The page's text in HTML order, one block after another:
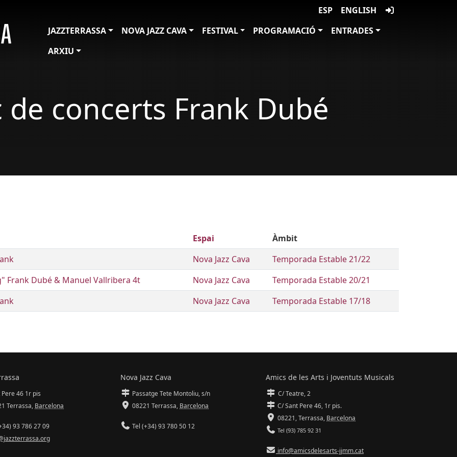
ESP
ENGLISH
JAZZTERRASSA
NOVA JAZZ CAVA FESTIVAL PROGRAMACIÓ
ENTRADES
ARXIU
de concerts Frank Dubé
Espai
Àmbit
Nova Jazz Cava
Temporada Estable 21/22
Frank Dubé & Manuel Vallribera 4t Nova Jazz Cava
Temporada Estable 20/21
Nova Jazz Cava Temporada Estable 17/18
Pere 46 1r pis
Terrassa, Barcelona
93 786 27 09
Nova Jazz Cava
Passatge Tete Montoliu, s/n
08221 Terrassa, Barcelona
Tel (+34) 93 780 50 12
Amics de les Arts i Joventuts Musicals
C/ Teatre, 2
C/ Sant Pere 46, 1r pis.
08221,Terrassa, Barcelona
Tel (93) 785 92 31
info@amicsdelesarts-jjmm.cat